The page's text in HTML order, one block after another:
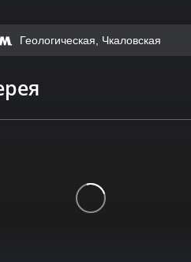
Геологическая, Чкаловская